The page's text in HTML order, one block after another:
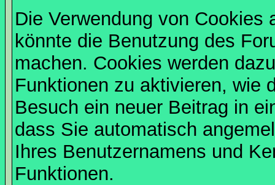
Die Verwendung von
könnte die Benutzung des
machen. Cookies werden
Funktionen zu aktivieren, wie
Besuch ein neuer Beitrag in
dass Sie automatisch
Ihres Benutzernamens und
Funktionen.